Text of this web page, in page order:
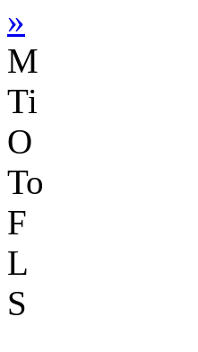
»
M
Ti
O
To
F
L
S